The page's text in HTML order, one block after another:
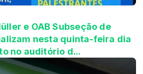
e OAB Subseção de
nesta quinta-feira dia
no auditório d...